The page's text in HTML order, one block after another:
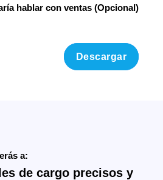
hablar con ventas (Opcional)
a:
de cargo precisos y